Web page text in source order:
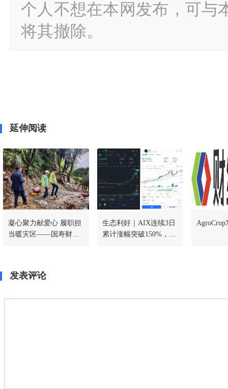
个人不想在本网发布，可与
将其撤除。
延伸阅读
凝心聚力献爱心 履职担
当暖灾区——国寿财险
生态利好｜AIX连续3日
累计涨幅突破150%，X
发表评论